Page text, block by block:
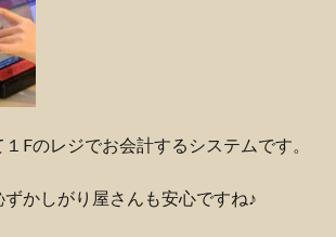
Fのレジでお会計するシステムです。
かしがり屋さんも安心ですね♪